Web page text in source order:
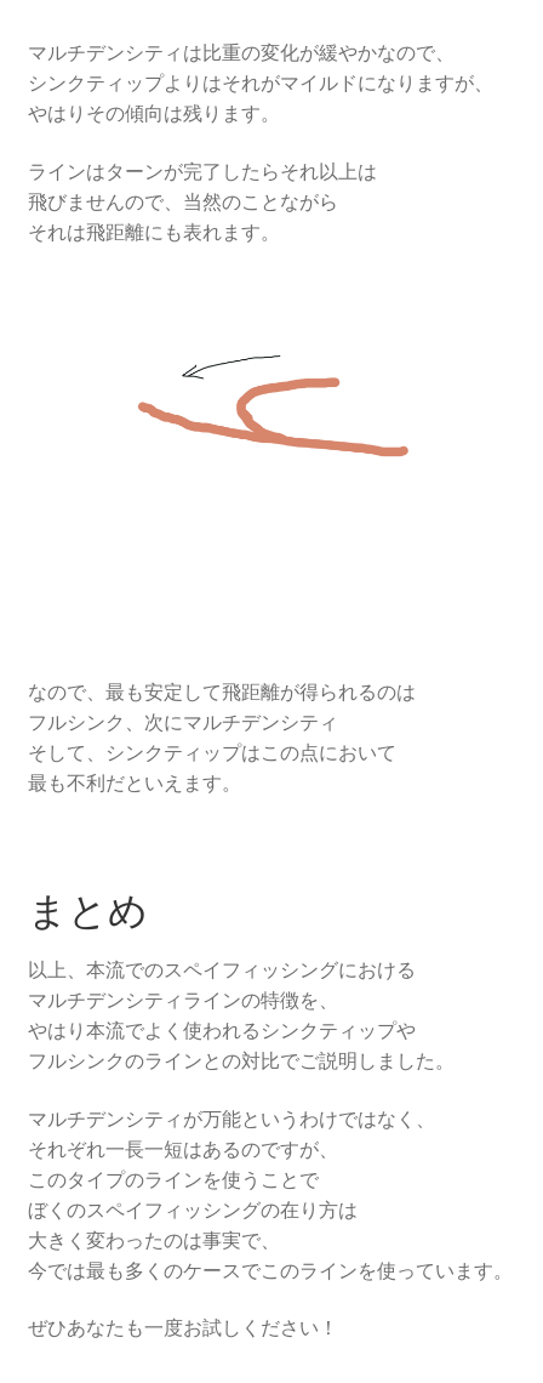
マルチデンシティは比重の変化が緩やかなので、
シンクティップよりはそれがマイルドになりますが、
やはりその傾向は残ります。
ラインはターンが完了したらそれ以上は
飛びませんので、当然のことながら
それは飛距離にも表れます。
なので、最も安定して飛距離が得られるのは
フルシンク、次にマルチデンシティ
そして、シンクティップはこの点において
最も不利だといえます。
まとめ
以上、本流でのスペイフィッシングにおける
マルチデンシティラインの特徴を、
やはり本流でよく使われるシンクティップや
フルシンクのラインとの対比でご説明しました。
マルチデンシティが万能というわけではなく、
それぞれ一長一短はあるのですが、
このタイプのラインを使うことで
ぼくのスペイフィッシングの在り方は
大きく変わったのは事実で、
今では最も多くのケースでこのラインを使っています。
ぜひあなたも一度お試しください！